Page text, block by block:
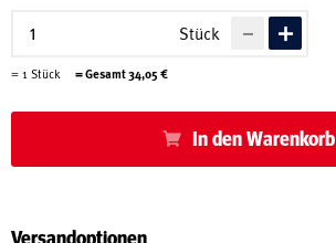
Kontakt & AnfahrtStück
= 1 Stück = Gesamt34,05 €
In den Warenkorb
Versandoptionen